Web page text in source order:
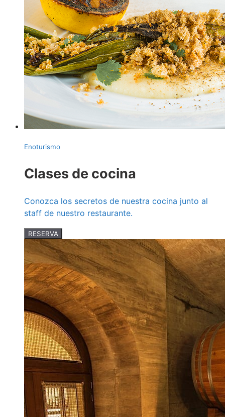
Enoturismo
Clases de cocina
Conozca los secretos de nuestra cocina junto al
staff de nuestro restaurante.
RESERVA